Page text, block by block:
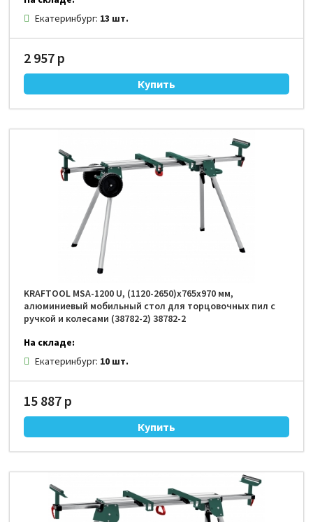
Екатеринбург: 13 шт.
2 957 р
KRAFTOOL MSA-1200 U, (1120-2650)х765х970 мм,
алюминиевый мобильный стол для торцовочных пил с
ручкой и колесами (38782-2) 38782-2
На складе:
Екатеринбург: 10 шт.
15 887 р